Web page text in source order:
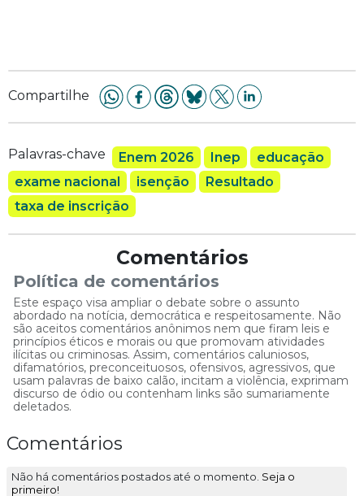
Compartilhe
Palavras-chave Enem 2026 Inep
educação
exame nacional
isenção
Resultado
taxa de inscrição
Comentários
Política de comentários
Este espaço visa ampliar o debate sobre o assunto
abordado na notícia, democrática e respeitosamente. Não
são aceitos comentários anônimos nem que firam leis e
princípios éticos e morais ou que promovam atividades
ilícitas ou criminosas. Assim, comentários caluniosos,
difamatórios, preconceituosos, ofensivos, agressivos, que
usam palavras de baixo calão, incitam a violência, exprimam
discurso de ódio ou contenham links são sumariamente
deletados.
Comentários
Não há comentários postados até o momento. Seja o
primeiro!